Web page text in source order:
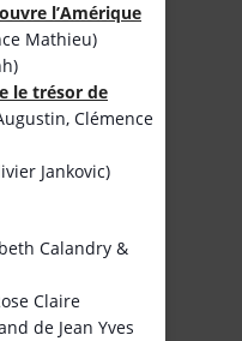
l’Amérique
Mathieu)
le trésor de
Clémence
Jankovic)
Calandry &
Claire
de Jean Yves